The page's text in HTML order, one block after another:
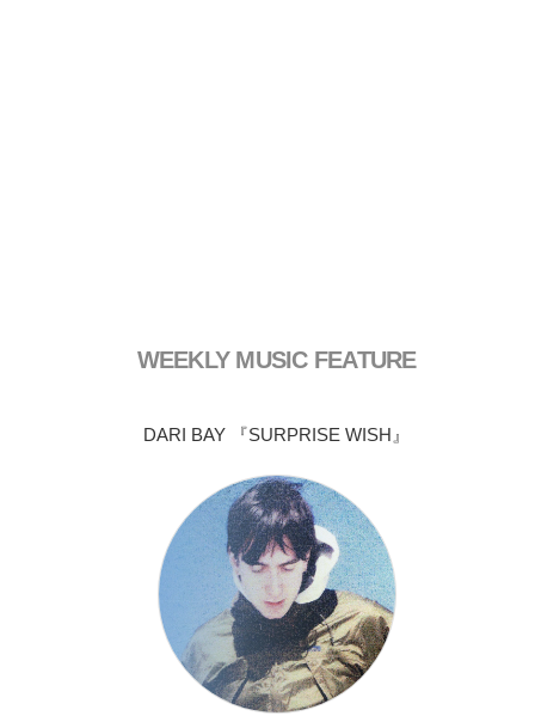
WEEKLY MUSIC FEATURE
DARI BAY 『SURPRISE WISH』